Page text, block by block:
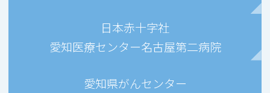
日本赤十字社
愛知医療センター名古屋第二病院
愛知県がんセンター